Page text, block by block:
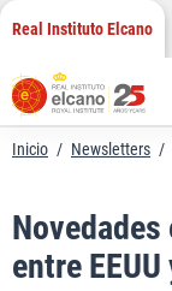
Saltar
contenido
Real Instituto Elcano
Inicio / Newsletters /
Novedades
entre